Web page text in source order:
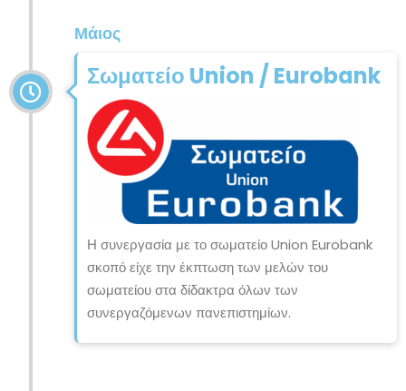
Μάιος
Σωματείο Union / Eurobank
Η συνεργασία με το σωματείο Union Eurobank
σκοπό είχε την έκπτωση των μελών του
σωματείου στα δίδακτρα όλων των
συνεργαζόμενων πανεπιστημίων.